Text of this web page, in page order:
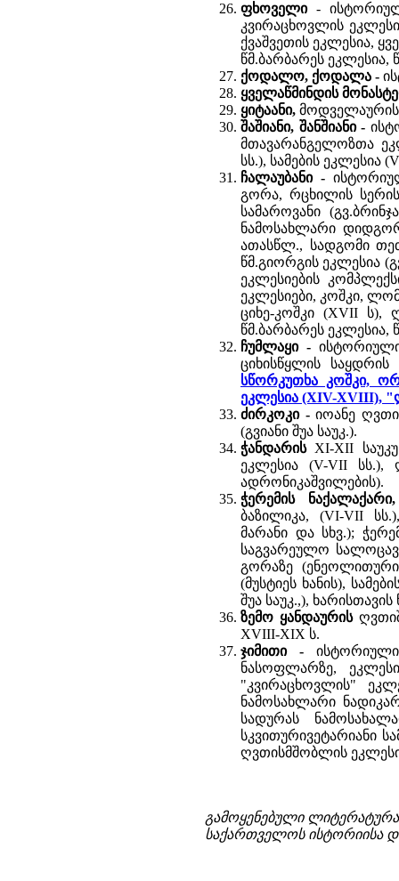
ფხოველი -
კვირაცხოვლის
ქვაშვეთის ეკლესია,
წმ.ბარბარეს ეკლესია,
ქოდალო, ქოდალა -
ყველაწმინდის
ყიტაანი, მოდველაურის
შაშიანი, შანშიანი -
მთავარანგელოზთა
სს.), სამების ეკლესია
ჩალაუბანი -
გორა, რცხილის
სამაროვანი
ნამოსახლარი
ათასწლ., სადგომი
წმ.გიორგის ეკლესია
ეკლესიების
ეკლესიები, კოშკი,
ციხე-კოშკი (XVII ს),
წმ.ბარბარეს ეკლესია,
ჩუმლაყი -
ციხისწყლის საყდრის
სწორკუთხა კოშკი,
ეკლესია (XIV-XVIII),
ძირკოკი -იოანე
(გვიანი შუა საუკ.).
ჭანდარის XI-XII
ეკლესია (V-VII სს.),
ადრონიკაშვილების).
ჭერემის
ბაზილიკა, (VI-VII
მარანი და სხვ.);
საგვარეულო
გორაზე
(მუსტიეს ხანის),
შუა საუკ.,),
ზემო ყანდაურის
XVIII-XIX ს.
ჯიმითი -
ნასოფლარზე,
"კვირაცხოვლის"
ნამოსახლარი
სადურას
სკვითურივეტარიანი
ღვთისმშობლის
გამოყენებული
საქართველოს ისტორიისა